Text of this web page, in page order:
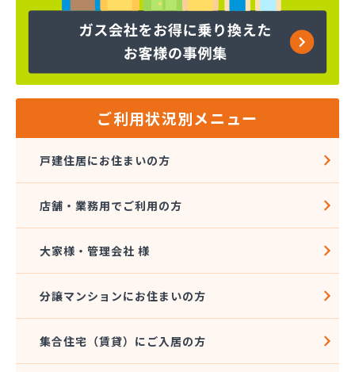
株式会社コープエナジー 足利営業所
株式会社コボリ・ガス
株式会社サイサン 宇都宮営業所
株式会社サイサン 今市営業所
株式会社サイサン 湯西川営業所
株式会社サイサン 物流管理
株式会社スガマタ
株式会社スミスケ
株式会社ミツウロコ 宇都宮オート営業所
株式会社ミツウロコ 宇都宮西部店
株式会社ミツウロコ 栃木支店
株式会社ミツウロコ 那須店
ご利用状況別メニュー
戸建住居にお住まいの方
店舗・業務用でご利用の方
大家様・管理会社 様
分譲マンションにお住まいの方
集合住宅（賃貸）にご入居の方